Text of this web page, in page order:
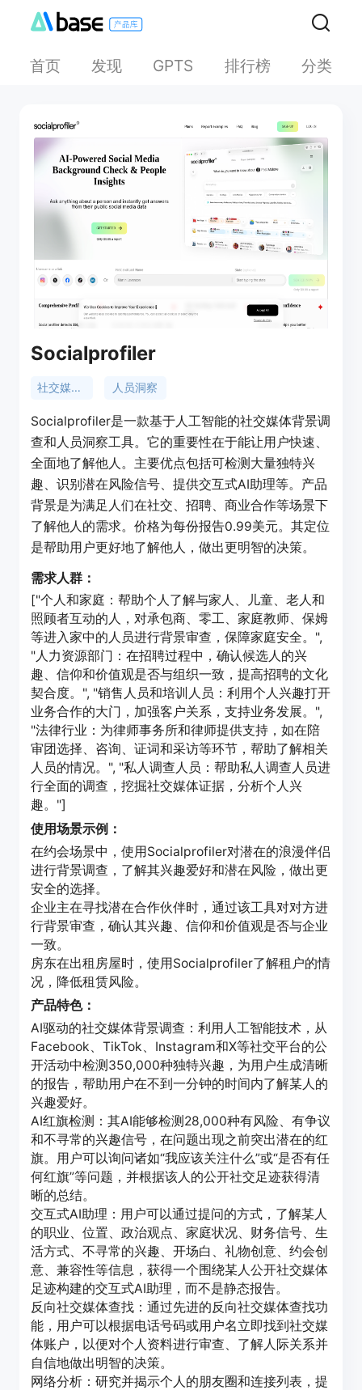
首页 发现 GPTS 排行榜 分类
Socialprofiler
社交媒体背景调查 人员洞察
Socialprofiler是一款基于人工智能的社交媒体背景调
查和人员洞察工具。它的重要性在于能让用户快速、
全面地了解他人。主要优点包括可检测大量独特兴
趣、识别潜在风险信号、提供交互式AI助理等。产品
背景是为满足人们在社交、招聘、商业合作等场景下
了解他人的需求。价格为每份报告0.99美元。其定位
是帮助用户更好地了解他人，做出更明智的决策。
需求人群：
["个人和家庭：帮助个人了解与家人、儿童、老人和
照顾者互动的人，对承包商、零工、家庭教师、保姆
等进入家中的人员进行背景审查，保障家庭安全。",
"人力资源部门：在招聘过程中，确认候选人的兴
趣、信仰和价值观是否与组织一致，提高招聘的文化
契合度。", "销售人员和培训人员：利用个人兴趣打开
业务合作的大门，加强客户关系，支持业务发展。",
"法律行业：为律师事务所和律师提供支持，如在陪
审团选择、咨询、证词和采访等环节，帮助了解相关
人员的情况。", "私人调查人员：帮助私人调查人员进
行全面的调查，挖掘社交媒体证据，分析个人兴
趣。"]
使用场景示例：
在约会场景中，使用Socialprofiler对潜在的浪漫伴侣
进行背景调查，了解其兴趣爱好和潜在风险，做出更
安全的选择。
企业主在寻找潜在合作伙伴时，通过该工具对对方进
行背景审查，确认其兴趣、信仰和价值观是否与企业
一致。
房东在出租房屋时，使用Socialprofiler了解租户的情
况，降低租赁风险。
产品特色：
AI驱动的社交媒体背景调查：利用人工智能技术，从
Facebook、TikTok、Instagram和X等社交平台的公
开活动中检测350,000种独特兴趣，为用户生成清晰
的报告，帮助用户在不到一分钟的时间内了解某人的
兴趣爱好。
AI红旗检测：其AI能够检测28,000种有风险、有争议
和不寻常的兴趣信号，在问题出现之前突出潜在的红
旗。用户可以询问诸如“我应该关注什么”或“是否有任
何红旗”等问题，并根据该人的公开社交足迹获得清
晰的总结。
交互式AI助理：用户可以通过提问的方式，了解某人
的职业、位置、政治观点、家庭状况、财务信号、生
活方式、不寻常的兴趣、开场白、礼物创意、约会创
意、兼容性等信息，获得一个围绕某人公开社交媒体
足迹构建的交互式AI助理，而不是静态报告。
反向社交媒体查找：通过先进的反向社交媒体查找功
能，用户可以根据电话号码或用户名立即找到社交媒
体账户，以便对个人资料进行审查、了解人际关系并
自信地做出明智的决策。
网络分析：研究并揭示个人的朋友圈和连接列表，提